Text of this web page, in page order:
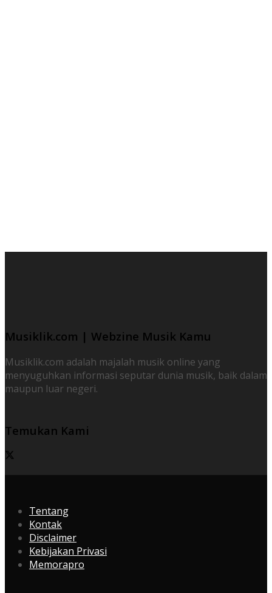
Musiklik.com | Webzine Musik Kamu
Musiklik.com adalah majalah musik online yang
menyuguhkan informasi seputar dunia musik, baik dalam
maupun luar negeri.
Temukan Kami
Tentang
Kontak
Disclaimer
Kebijakan Privasi
Memorapro